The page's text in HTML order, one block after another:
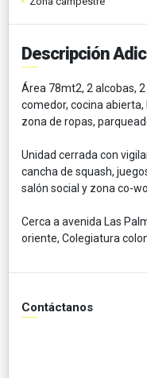
Descripción
Área 78mt2, 2 alcobas,
comedor, cocina
zona de ropas,
Unidad cerrada con
cancha de squash,
salón social y zona co-
Cerca a avenida Las
oriente, Colegiatura
Contáctanos